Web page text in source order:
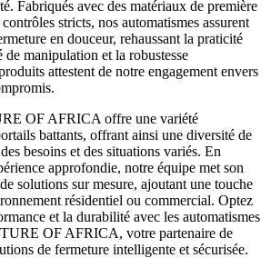
Fabriqués avec des matériaux de première
stricts, nos automatismes assurent
en douceur, rehaussant la praticité
manipulation et la robustesse
attestent de notre engagement envers
OF AFRICA offre une variété
battants, offrant ainsi une diversité de
besoins et des situations variés. En
approfondie, notre équipe met son
solutions sur mesure, ajoutant une touche
résidentiel ou commercial. Optez
et la durabilité avec les automatismes
OF AFRICA, votre partenaire de
de fermeture intelligente et sécurisée.